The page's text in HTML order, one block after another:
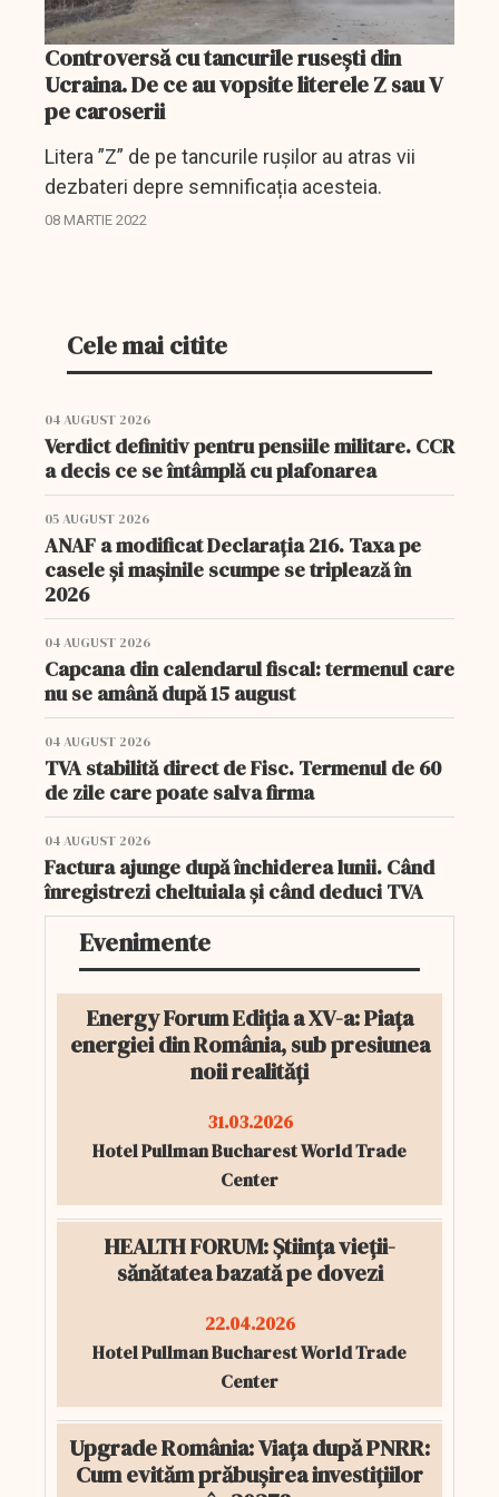
Controversă cu tancurile ruseşti din
Ucraina. De ce au vopsite literele Z sau V
pe caroserii
Litera ”Z” de pe tancurile rușilor au atras vii
dezbateri depre semnificația acesteia.
08 MARTIE 2022
Cele mai citite
04 AUGUST 2026
Verdict definitiv pentru pensiile militare. CCR
a decis ce se întâmplă cu plafonarea
05 AUGUST 2026
ANAF a modificat Declarația 216. Taxa pe
casele și mașinile scumpe se triplează în
2026
04 AUGUST 2026
Capcana din calendarul fiscal: termenul care
nu se amână după 15 august
04 AUGUST 2026
TVA stabilită direct de Fisc. Termenul de 60
de zile care poate salva firma
04 AUGUST 2026
Factura ajunge după închiderea lunii. Când
înregistrezi cheltuiala și când deduci TVA
Evenimente
Energy Forum Ediția a XV-a: Piața
energiei din România, sub presiunea
noii realități
31.03.2026
Hotel Pullman Bucharest World Trade
Center
HEALTH FORUM: Știința vieții-
sănătatea bazată pe dovezi
22.04.2026
Hotel Pullman Bucharest World Trade
Center
Upgrade România: Viața după PNRR:
Cum evităm prăbușirea investițiilor